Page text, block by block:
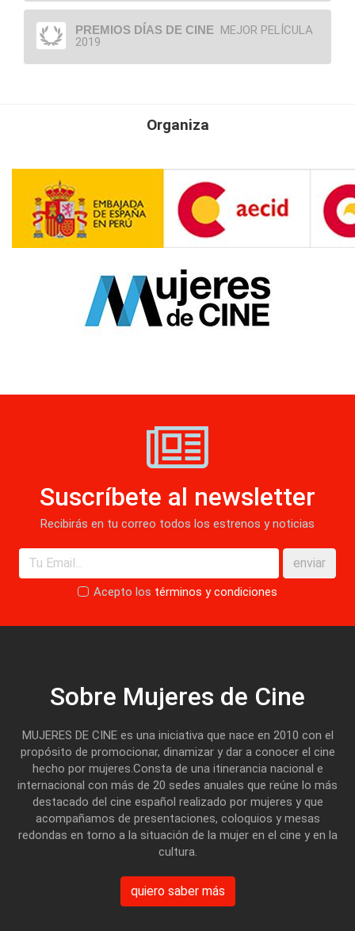
PREMIOS DÍAS DE CINE MEJOR PELÍCULA
2019
Organiza
Suscríbete al newsletter
Recibirás en tu correo todos los estrenos y noticias
enviar
Acepto los términos y condiciones
Sobre Mujeres de Cine
MUJERES DE CINE es una iniciativa que nace en 2010 con el
propósito de promocionar, dinamizar y dar a conocer el cine
hecho por mujeres.Consta de una itinerancia nacional e
internacional con más de 20 sedes anuales que reúne lo más
destacado del cine español realizado por mujeres y que
acompañamos de presentaciones, coloquios y mesas
redondas en torno a la situación de la mujer en el cine y en la
cultura.
quiero saber más